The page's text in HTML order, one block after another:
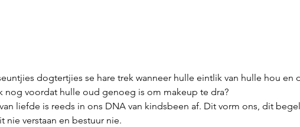
dogtertjies se hare trek wanneer hulle eintlik van hulle hou
nog voordat hulle oud genoeg is om makeup te dra?
liefde is reeds in ons DNA van kindsbeen af. Dit vorm ons, dit
nie verstaan en bestuur nie.